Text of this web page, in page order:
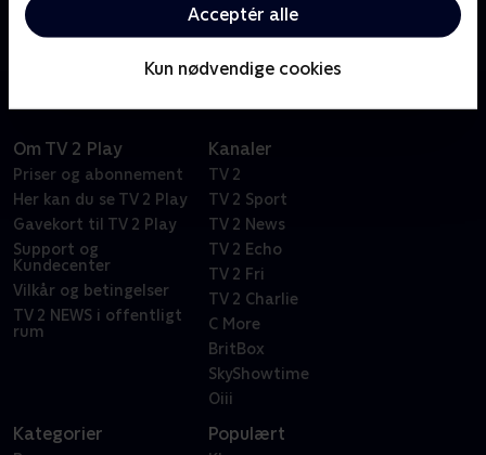
Acceptér alle
Kun nødvendige cookies
danskere parvis høre, smage, føle, se og lugte sig
igennem alverdens sjove sanselige lege.
Om TV 2 Play
Priser og abonnement
Her kan du se TV 2 Play
Gavekort til TV 2 Play
Support og
Kundecenter
Vilkår og betingelser
TV 2 NEWS i offentligt
rum
Kanaler
TV 2
TV 2 Sport
TV 2 News
TV 2 Echo
TV 2 Fri
TV 2 Charlie
C More
BritBox
SkyShowtime
Oiii
Kategorier Populært